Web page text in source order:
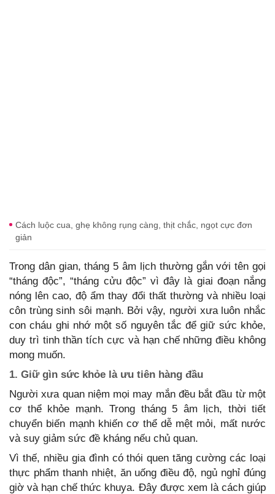
Cách luộc cua, ghẹ không rụng càng, thịt chắc, ngọt cực đơn
giản
Trong dân gian, tháng 5 âm lịch thường gắn với tên gọi
“tháng độc”, “tháng cửu độc” vì đây là giai đoạn nắng
nóng lên cao, độ ẩm thay đổi thất thường và nhiều loại
côn trùng sinh sôi mạnh. Bởi vậy, người xưa luôn nhắc
con cháu ghi nhớ một số nguyên tắc để giữ sức khỏe,
duy trì tinh thần tích cực và hạn chế những điều không
mong muốn.
1. Giữ gìn sức khỏe là ưu tiên hàng đầu
Người xưa quan niệm mọi may mắn đều bắt đầu từ một
cơ thể khỏe mạnh. Trong tháng 5 âm lịch, thời tiết
chuyển biến mạnh khiến cơ thể dễ mệt mỏi, mất nước
và suy giảm sức đề kháng nếu chủ quan.
Vì thế, nhiều gia đình có thói quen tăng cường các loại
thực phẩm thanh nhiệt, ăn uống điều độ, ngủ nghỉ đúng
giờ và hạn chế thức khuya. Đây được xem là cách giúp